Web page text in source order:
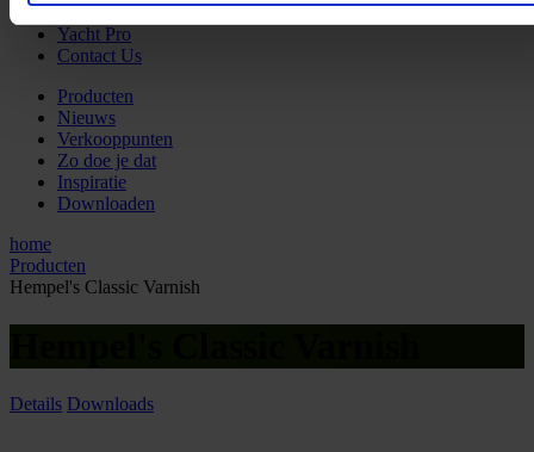
My Hempel
Yacht Pro
Contact Us
Producten
Nieuws
Verkooppunten
Zo doe je dat
Inspiratie
Downloaden
home
Producten
Hempel's Classic Varnish
Details Downloads